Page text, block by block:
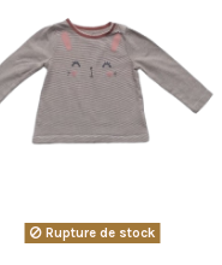
Rupture de stock